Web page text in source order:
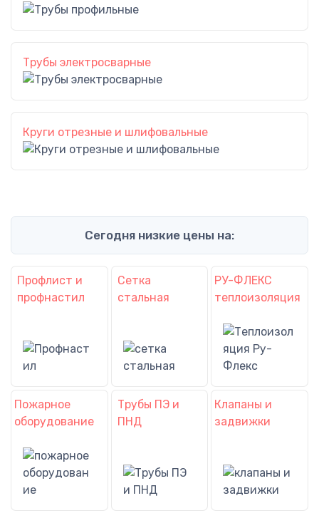
Трубы электросварные
Круги отрезные и шлифовальные
Сегодня низкие цены на:
Профлист и
профнастил
Сетка
стальная
РУ-ФЛЕКС
теплоизоляция
Пожарное
оборудование
Трубы ПЭ и
ПНД
Клапаны и
задвижки